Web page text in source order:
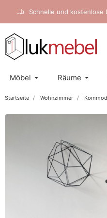
Schnelle und kostenlose
Möbel Räume
Startseite Wohnzimmer